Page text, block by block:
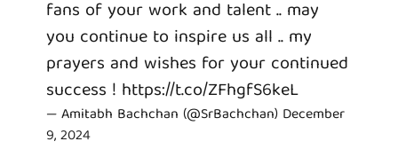
fans of your work and talent .. may
you continue to inspire us all .. my
prayers and wishes for your continued
success ! https://t.co/ZFhgfS6keL
— Amitabh Bachchan (@SrBachchan) December
9, 2024